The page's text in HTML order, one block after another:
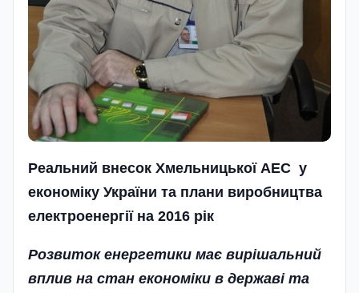
Реальний внесок Хмельницької АЕС у
економіку України та плани виробництва
електроенергії на 2016 рік
Розвиток енергетики має вирішальний
вплив на стан економіки в державі та